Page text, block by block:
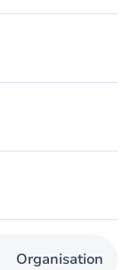
Organisation